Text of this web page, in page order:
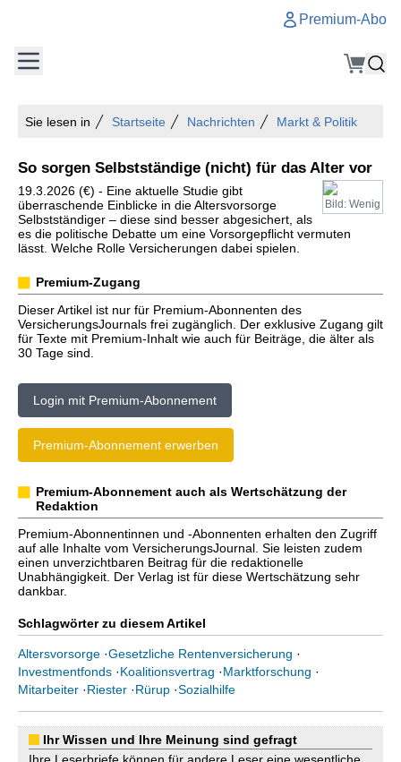
Premium-Abo
Sie lesen in Startseite Nachrichten Markt & Politik
So sorgen Selbstständige (nicht) für das Alter vor
Bild: Wenig
19.3.2026 (€) - Eine aktuelle Studie gibt
überraschende Einblicke in die Altersvorsorge
Selbstständiger – diese sind besser abgesichert, als
es die politische Debatte um eine Vorsorgepflicht vermuten
lässt. Welche Rolle Versicherungen dabei spielen.
Premium-Zugang
Dieser Artikel ist nur für Premium-Abonnenten des
VersicherungsJournals frei zugänglich. Der exklusive Zugang gilt
für Texte mit Premium-Inhalt wie auch für Beiträge, die älter als
30 Tage sind.
Login mit Premium-Abonnement
Premium-Abonnement erwerben
Premium-Abonnement auch als Wertschätzung der
Redaktion
Premium-Abonnentinnen und -Abonnenten erhalten den Zugriff
auf alle Inhalte vom VersicherungsJournal. Sie leisten zudem
einen unverzichtbaren Beitrag für die redaktionelle
Unabhängigkeit. Der Verlag ist für diese Wertschätzung sehr
dankbar.
Schlagwörter zu diesem Artikel
Altersvorsorge ·Gesetzliche Rentenversicherung ·
Investmentfonds ·Koalitionsvertrag ·Marktforschung ·
Mitarbeiter ·Riester ·Rürup ·Sozialhilfe
Ihr Wissen und Ihre Meinung sind gefragt